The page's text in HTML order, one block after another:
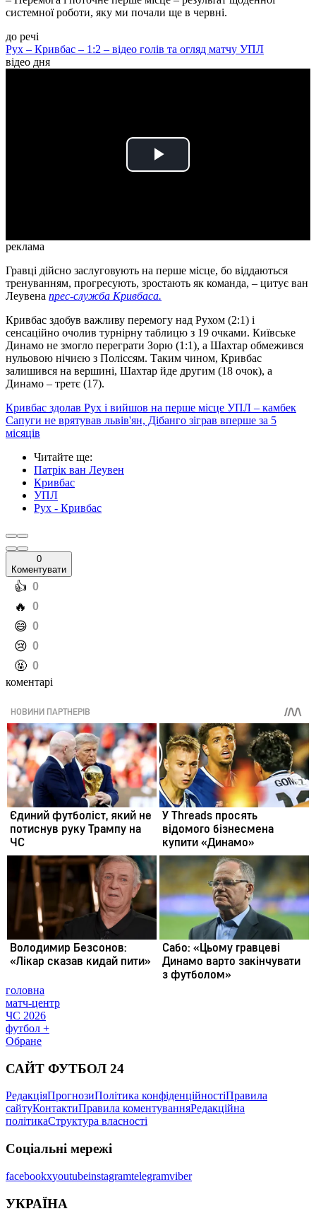
системної роботи, яку ми почали ще в червні.
до речі
Рух – Кривбас – 1:2 – відео голів та огляд матчу УПЛ
відео дня
Play
реклама
Гравці дійсно заслуговують на перше місце, бо віддаються
тренуванням, прогресують, зростають як команда, – цитує ван
Леувена прес-служба Кривбаса.
Кривбас здобув важливу перемогу над Рухом (2:1) і
сенсаційно очолив турнірну таблицю з 19 очками. Київське
Динамо не змогло переграти Зорю (1:1), а Шахтар обмежився
нульовою нічиєю з Поліссям. Таким чином, Кривбас
залишився на вершині, Шахтар йде другим (18 очок), а
Динамо – третє (17).
Кривбас здолав Рух і вийшов на перше місце УПЛ – камбек
Сапуги не врятував львів'ян, Дібанго зіграв вперше за 5
місяців
Читайте ще:
Патрік ван Леувен
Кривбас
УПЛ
Рух - Кривбас
0
Коментувати
️👍 0
️🔥 0
️😄 0
️😢 0
️🤬 0
коментарі
головна
матч-центр
ЧС 2026
футбол +
Обране
САЙТ ФУТБОЛ 24
РедакціяПрогнозиПолітика конфіденційностіПравила
сайтуКонтактиПравила коментуванняРедакційна
політикаСтруктура власності
Соціальні мережі
facebookxyoutubeinstagramtelegramviber
УКРАЇНА